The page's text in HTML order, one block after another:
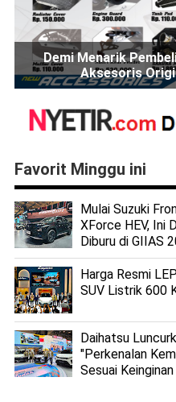
Demi Menarik
Aksesoris
Favorit Minggu ini
Mulai Suzuki
XForce HEV, Ini
Diburu di GIIAS
Harga Resmi
SUV Listrik 600
Daihatsu
"Perkenalan
Sesuai